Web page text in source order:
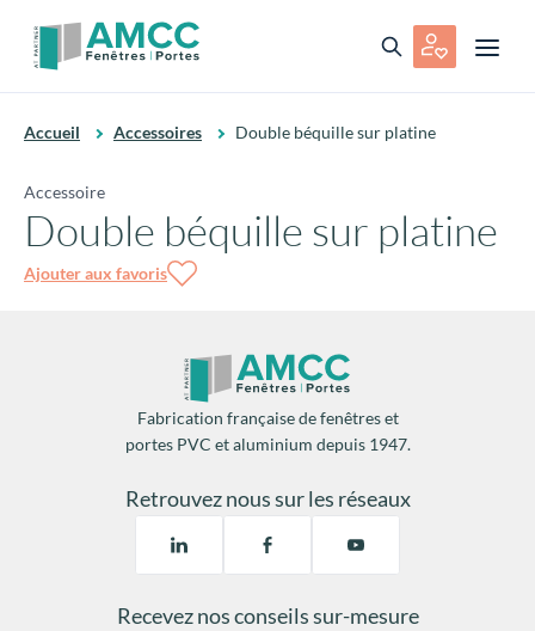
Accueil Accessoires Double béquille sur platine
Accessoire
Double béquille sur platine
Ajouter aux favoris
Fabrication française de fenêtres et
portes PVC et aluminium depuis 1947.
Retrouvez nous sur les réseaux
Recevez nos conseils sur-mesure